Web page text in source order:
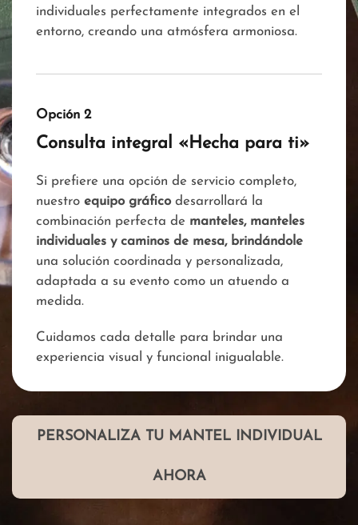
individuales perfectamente integrados en el
entorno, creando una atmósfera armoniosa.
Opción 2
Consulta integral «Hecha para ti»
Si prefiere una opción de servicio completo,
nuestro equipo gráficodesarrollará la
combinación perfecta de manteles, manteles
individuales y caminos de mesa, brindándole
una solución coordinada y personalizada,
adaptada a su evento como un atuendo a
medida.
Cuidamos cada detalle para brindar una
experiencia visual y funcional inigualable.
PERSONALIZA TU MANTEL INDIVIDUAL
AHORA